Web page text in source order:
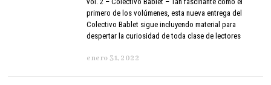
primero de los volúmenes, esta nueva entrega del
Colectivo Bablet sigue incluyendo material para
despertar la curiosidad de toda clase de lectores
enero 31, 2022
b